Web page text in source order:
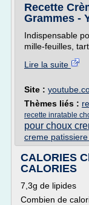
Recette
Grammes -
Indispensable
mille-feuilles,
Lire la suite
Site :
Thèmes liés :
recette inratable
pour choux
creme
CALORIES
CALORIES
7,3g de lipides
Combien de